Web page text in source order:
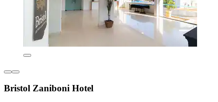
Bristol Zaniboni Hotel